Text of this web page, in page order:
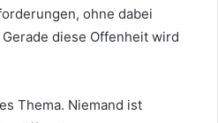
ohne dabei
diese Offenheit wird
Thema. Niemand ist